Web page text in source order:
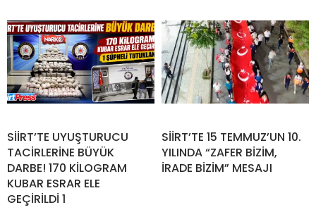
SİİRT’TE UYUŞTURUCU
TACİRLERİNE BÜYÜK
DARBE! 170 KİLOGRAM
KUBAR ESRAR ELE
GEÇİRİLDİ 1
SİİRT’TE 15 TEMMUZ’UN 10.
YILINDA “ZAFER BİZİM,
İRADE BİZİM” MESAJI